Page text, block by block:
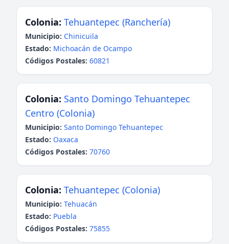
Colonia: Tehuantepec (Ranchería)
Municipio: Chinicuila
Estado: Michoacán de Ocampo
Códigos Postales: 60821
Colonia: Santo Domingo Tehuantepec
Centro (Colonia)
Municipio: Santo Domingo Tehuantepec
Estado: Oaxaca
Códigos Postales: 70760
Colonia: Tehuantepec (Colonia)
Municipio: Tehuacán
Estado: Puebla
Códigos Postales: 75855